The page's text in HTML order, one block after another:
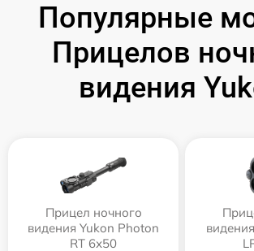
Популярные
Прицелов
видения
Прицел ночного
видения Yukon Photon
RT 6х50